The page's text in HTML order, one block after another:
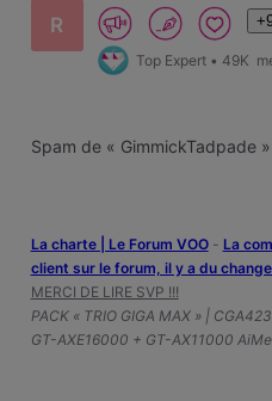
R
Top Expert • 49K
Spam de « GimmickTadpade
La charte | Le Forum VOO- ‎La
client sur le forum, il y a du
MERCI DE LIRE SVP !!!
PACK « TRIO GIGA MAX » |
GT-AXE16000 + GT-AX11000